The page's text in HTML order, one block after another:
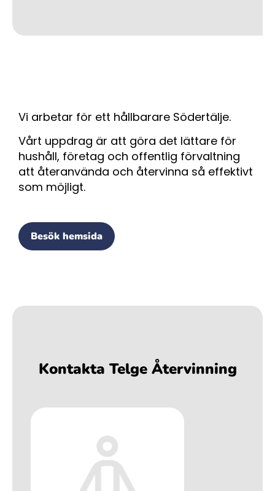
Vi arbetar för ett hållbarare Södertälje.
Vårt uppdrag är att göra det lättare för
hushåll, företag och offentlig förvaltning
att återanvända och återvinna så effektivt
som möjligt.
Besök hemsida
Kontakta Telge Återvinning